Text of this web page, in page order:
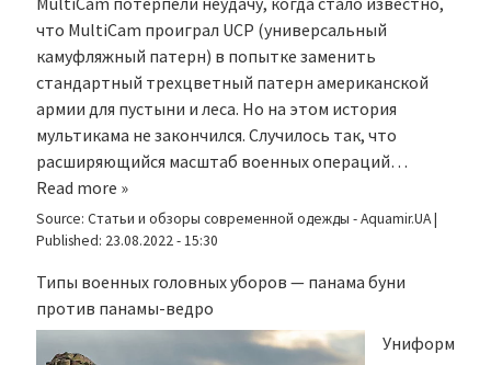
что MultiCam проиграл UCP (универсальный
камуфляжный патерн) в попытке заменить
стандартный трехцветный патерн американской
армии для пустыни и леса. Но на этом история
мультикама не закончился. Случилось так, что
расширяющийся масштаб военных операций…
Read more »
Source: Статьи и обзоры современной одежды - Aquamir.UA|
Published: 23.08.2022 - 15:30
Типы военных головных уборов — панама буни
против панамы-ведро
Униформ